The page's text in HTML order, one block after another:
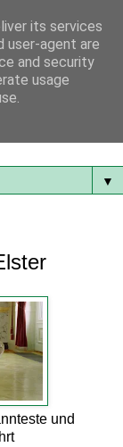
dem
▼
und
its services
user-agent are
and security
usage